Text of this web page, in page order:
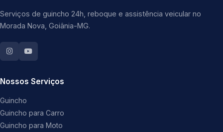
Serviços de guincho 24h, reboque e assistência veicular no
Morada Nova, Goiânia-MG.
Nossos Serviços
Guincho
Guincho para Carro
Guincho para Moto